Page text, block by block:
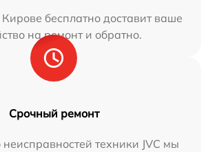
бесплатно доставит ваше
на ремонт и обратно.
Срочный ремонт
техники JVC мы